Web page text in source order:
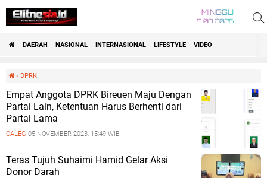
MINGGU
9 08 2026
DAERAH NASIONAL INTERNASIONAL LIFESTYLE VIDEO
› DPRK
Empat Anggota DPRK Bireuen Maju Dengan
Partai Lain, Ketentuan Harus Berhenti dari
Partai Lama
CALEG 05 NOVEMBER 2023, 15:49 WIB
Teras Tujuh Suhaimi Hamid Gelar Aksi
Donor Darah